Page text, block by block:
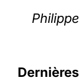
Philippe